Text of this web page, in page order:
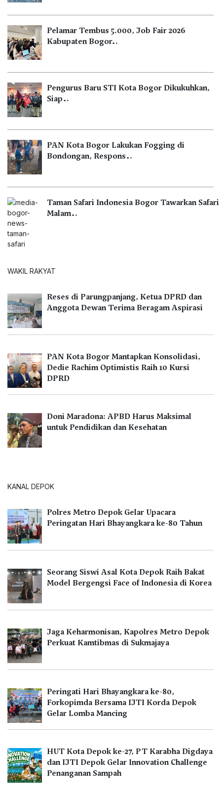
Pelamar Tembus 5.000, Job Fair 2026
Kabupaten Bogor…
Pengurus Baru STI Kota Bogor Dikukuhkan,
Siap…
PAN Kota Bogor Lakukan Fogging di
Bondongan, Respons…
Taman Safari Indonesia Bogor Tawarkan Safari
Malam…
WAKIL RAKYAT
Reses di Parungpanjang, Ketua DPRD dan
Anggota Dewan Terima Beragam Aspirasi
PAN Kota Bogor Mantapkan Konsolidasi,
Dedie Rachim Optimistis Raih 10 Kursi
DPRD
Doni Maradona: APBD Harus Maksimal
untuk Pendidikan dan Kesehatan
KANAL DEPOK
Polres Metro Depok Gelar Upacara
Peringatan Hari Bhayangkara ke-80 Tahun
Seorang Siswi Asal Kota Depok Raih Bakat
Model Bergengsi Face of Indonesia di Korea
Jaga Keharmonisan, Kapolres Metro Depok
Perkuat Kamtibmas di Sukmajaya
Peringati Hari Bhayangkara ke-80,
Forkopimda Bersama IJTI Korda Depok
Gelar Lomba Mancing
HUT Kota Depok ke-27, PT Karabha Digdaya
dan IJTI Depok Gelar Innovation Challenge
Penanganan Sampah